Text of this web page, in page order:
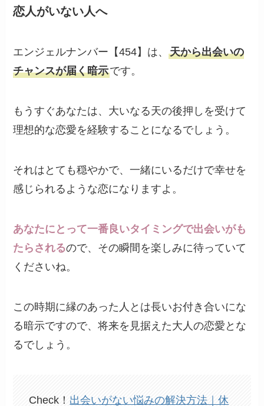
恋人がいない人へ
エンジェルナンバー【454】は、天から出会いの
チャンスが届く暗示です。
もうすぐあなたは、大いなる天の後押しを受けて
理想的な恋愛を経験することになるでしょう。
それはとても穏やかで、一緒にいるだけで幸せを
感じられるような恋になりますよ。
あなたにとって一番良いタイミングで出会いがも
たらされるので、その瞬間を楽しみに待っていて
くださいね。
この時期に縁のあった人とは長いお付き合いにな
る暗示ですので、将来を見据えた大人の恋愛とな
るでしょう。
Check！ 出会いがない悩みの解決方法｜休